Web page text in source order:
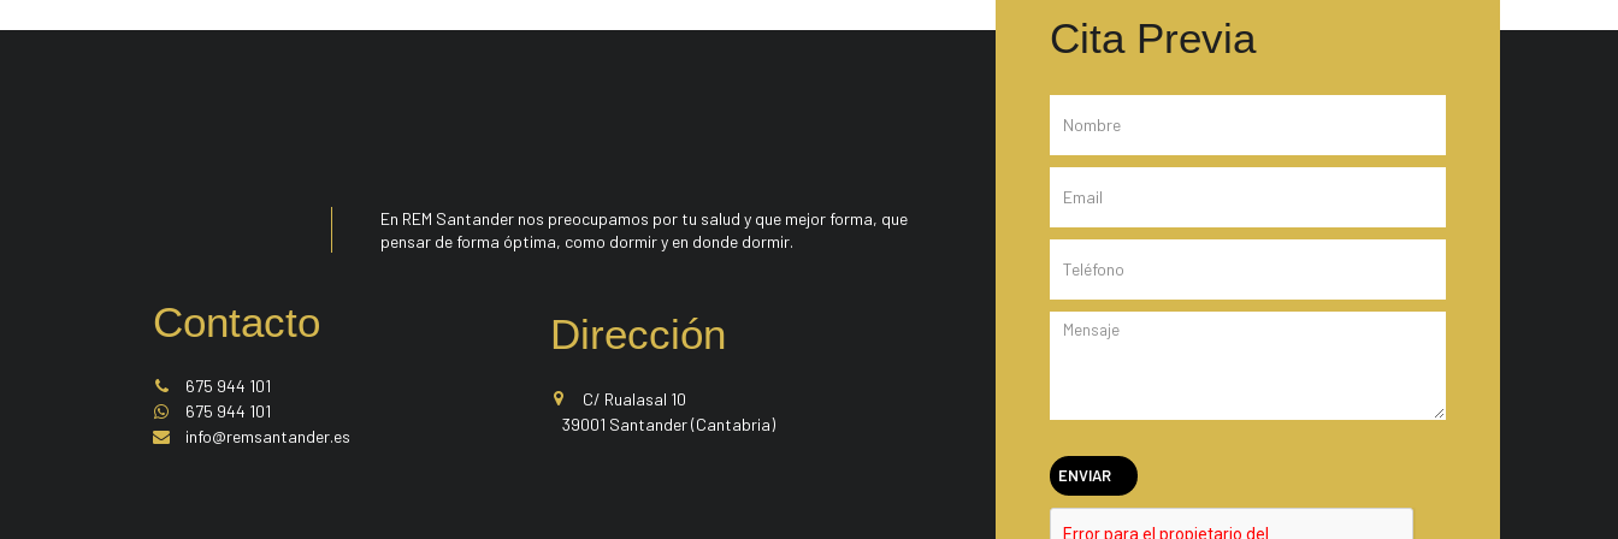
En REM Santander nos preocupamos por tu salud y que mejor forma, que
pensar de forma óptima, como dormir y en donde dormir.
Contacto
675 944 101
675 944 101
info@remsantander.es
Dirección
C/ Rualasal 10
39001 Santander (Cantabria)
Cita Previa